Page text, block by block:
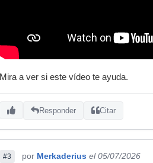
Mira a ver si este vídeo te ayuda.
Responder Citar
#3 por Merkaderius el 05/07/2026